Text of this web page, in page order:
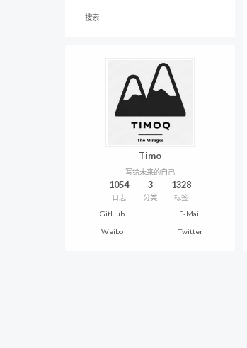
搜索
Timo
写给未来的自己
1054
日志
3
分类
1328
标签
GitHub
E-Mail
Weibo Twitter